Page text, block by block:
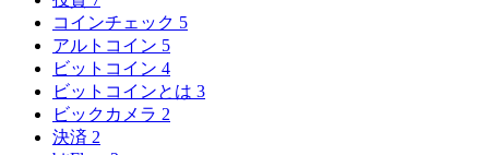
コインチェック 5
アルトコイン 5
ビットコイン 4
ビットコインとは 3
ビックカメラ 2
決済 2